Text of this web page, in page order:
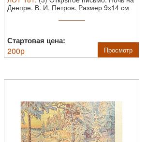
Днепре. В. И. Петров. Размер 9х14 см
Стартовая цена:
200р Просмотр